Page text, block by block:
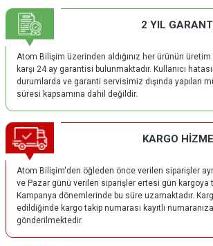
2 YIL
Atom Bilişim üzerinden aldığınız her ürünün
karşı 24 ay garantisi bulunmaktadır. Kullanıcı
durumlarda ve garanti servisimiz dışında yapılan
süresi kapsamına dahil değildir.
KARGO
Atom Bilişim'den öğleden önce verilen siparişler
ve Pazar günü verilen siparişler ertesi gün kargoya
Kampanya dönemlerinde bu süre uzamaktadır.
edildiğinde kargo takip numarası kayıtlı
gönderilmektedir.